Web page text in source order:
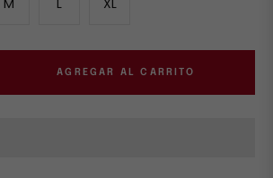
M L XL
AGREGAR AL CARRITO